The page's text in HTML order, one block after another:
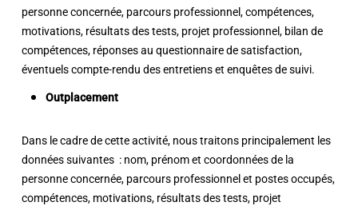
personne concernée, parcours professionnel, compétences,
motivations, résultats des tests, projet professionnel, bilan de
compétences, réponses au questionnaire de satisfaction,
éventuels compte-rendu des entretiens et enquêtes de suivi.
Outplacement
Dans le cadre de cette activité, nous traitons principalement les
données suivantes : nom, prénom et coordonnées de la
personne concernée, parcours professionnel et postes occupés,
compétences, motivations, résultats des tests, projet